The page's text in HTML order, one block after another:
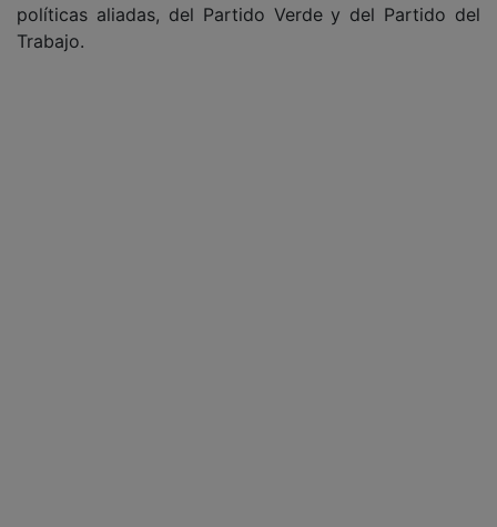
políticas aliadas, del Partido Verde y del Partido del
Trabajo.